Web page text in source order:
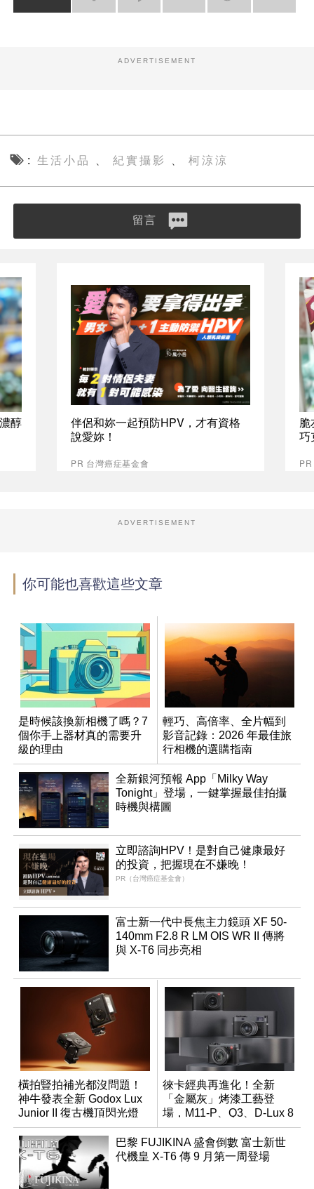
ADVERTISEMENT
生活小品 紀實攝影 柯涼涼
留言
醇
伴侶和妳一起預防HPV，才有資格
說愛妳！
PR 台灣癌症基金會
脆
巧
ADVERTISEMENT
你可能也喜歡這些文章
是時候該換新相機了嗎？7
個你手上器材真的需要升
級的理由
輕巧、高倍率、全片幅到
影音記錄：2026 年最佳旅
行相機的選購指南
全新銀河預報 App「Milky Way
Tonight」登場，一鍵掌握最佳拍攝
時機與構圖
立即諮詢HPV！是對自己健康最好
的投資，把握現在不嫌晚！
PR（台灣癌症基金會）
富士新一代中長焦主力鏡頭 XF 50-
140mm F2.8 R LM OIS WR II 傳將
與 X-T6 同步亮相
橫拍豎拍補光都沒問題！
神牛發表全新 Godox Lux
Junior II 復古機頂閃光燈
徠卡經典再進化！全新
「金屬灰」烤漆工藝登
場，M11-P、Q3、D-Lux 8
領銜換裝
巴黎 FUJIKINA 盛會倒數 富士新世
代機皇 X-T6 傳 9 月第一周登場